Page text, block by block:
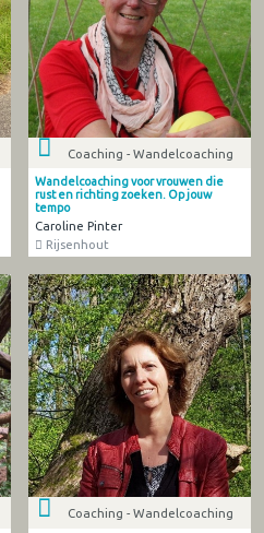
Coaching - Wandelcoaching
Wandelcoaching voor vrouwen die
rust en richting zoeken. Op jouw
tempo
Caroline Pinter
Rijsenhout
Coaching - Wandelcoaching